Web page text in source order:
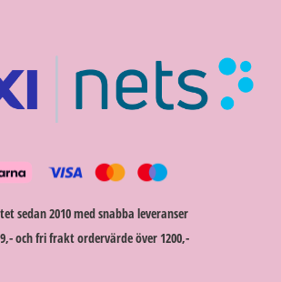
sedan 2010 med snabba leveranser
och fri frakt ordervärde över 1200,-